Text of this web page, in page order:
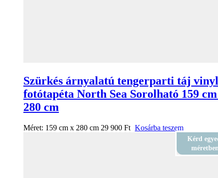
Szürkés árnyalatú tengerparti táj vinyl
fotótapéta North Sea Sorolható 159
280 cm
Méret: 159 cm x 280 cm 29 900 Ft Kosárba teszem
Kérd